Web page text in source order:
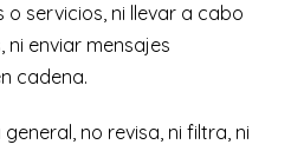
servicios, ni llevar a cabo
enviar mensajes
cadena.
general, no revisa, ni filtra, ni